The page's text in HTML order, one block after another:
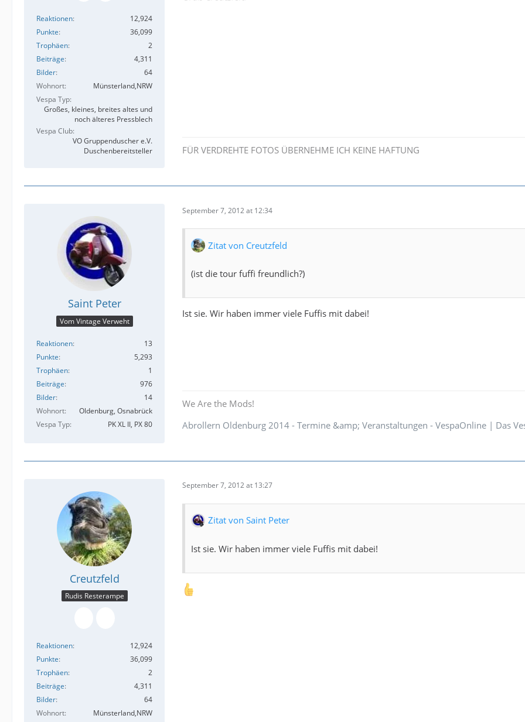
Reaktionen
12,924
Punkte
36,099
Trophäen
2
Beiträge
4,311
Bilder
64
Wohnort
Münsterland,NRW
Vespa Typ
Großes, kleines, breites altes und
noch älteres Pressblech
Vespa Club
VO Gruppenduscher e.V.
Duschenbereitsteller
FÜR VERDREHTE FOTOS ÜBERNEHME ICH KEINE HAFTUNG
Saint Peter
Vom Vintage Verweht
Reaktionen
13
Punkte
5,293
Trophäen
1
Beiträge
976
Bilder
14
Wohnort
Oldenburg, Osnabrück
Vespa Typ
PK XL II, PX 80
September 7, 2012 at 12:34
Zitat von Creutzfeld
(ist die tour fuffi freundlich?)
Ist sie. Wir haben immer viele Fuffis mit dabei!
We Are the Mods!
Abrollern Oldenburg 2014 - Termine &amp; Veranstaltungen - VespaOnline | Das
Creutzfeld
Rudis Resterampe
Reaktionen
12,924
Punkte
36,099
Trophäen
2
Beiträge
4,311
Bilder
64
Wohnort
Münsterland,NRW
September 7, 2012 at 13:27
Zitat von Saint Peter
Ist sie. Wir haben immer viele Fuffis mit dabei!